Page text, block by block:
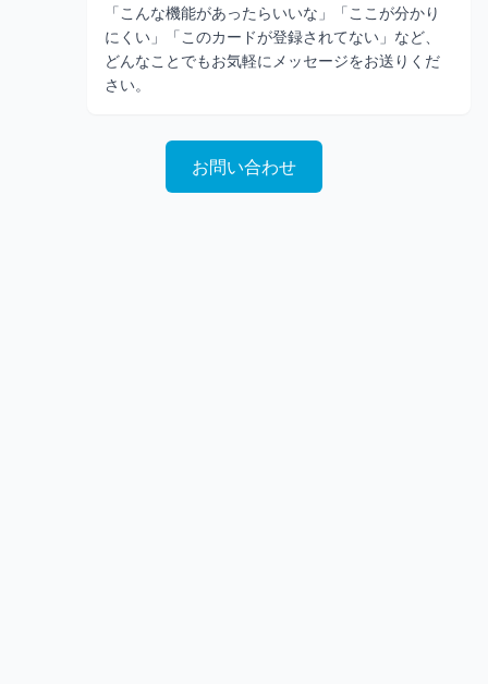
「こんな機能があったらいいな」「ここが分かり
にくい」「このカードが登録されてない」など、
どんなことでもお気軽にメッセージをお送りくだ
さい。
お問い合わせ